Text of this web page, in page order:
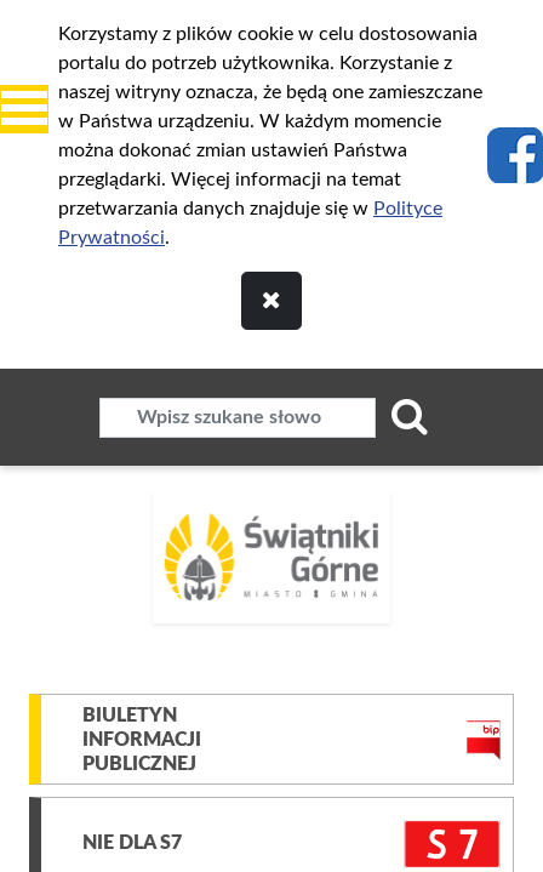
Korzystamy z plików cookie w celu dostosowania
portalu do potrzeb użytkownika. Korzystanie z
naszej witryny oznacza, że będą one zamieszczane
w Państwa urządzeniu. W każdym momencie
można dokonać zmian ustawień Państwa
przeglądarki. Więcej informacji na temat
przetwarzania danych znajduje się w Polityce
Prywatności.
BIULETYN
INFORMACJI
PUBLICZNEJ
NIE DLA S7